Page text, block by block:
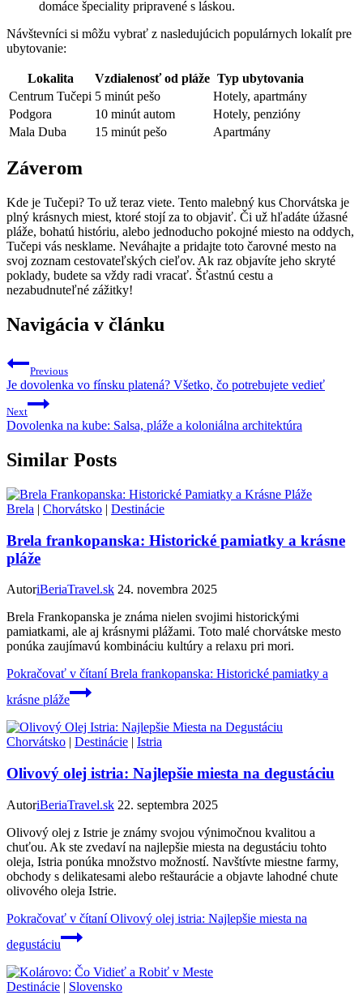
domáce špeciality pripravené s láskou.
Návštevníci si môžu vybrať z nasledujúcich populárnych lokalít pre
ubytovanie:
Lokalita Vzdialenosť od pláže Typ ubytovania
Centrum Tučepi 5 minút pešo
Hotely, apartmány
Podgora
10 minút autom
Hotely, penzióny
Mala Duba
15 minút pešo Apartmány
Záverom
Kde je Tučepi? To už teraz viete. Tento malebný kus Chorvátska je
plný krásnych miest, ktoré stojí za to objaviť. Či už hľadáte úžasné
pláže, bohatú históriu, alebo jednoducho pokojné miesto na oddych,
Tučepi vás nesklame. Neváhajte a pridajte toto čarovné mesto na
svoj zoznam cestovateľských cieľov. Ak raz objavíte jeho skryté
poklady, budete sa vždy radi vracať. Šťastnú cestu a
nezabudnuteľné zážitky!
Navigácia v článku
Previous
Je dovolenka vo fínsku platená? Všetko, čo potrebujete vedieť
Next
Dovolenka na kube: Salsa, pláže a koloniálna architektúra
Similar Posts
Brela | Chorvátsko | Destinácie
Brela frankopanska: Historické pamiatky a krásne
pláže
AutoriBeriaTravel.sk 24. novembra 2025
Brela Frankopanska je známa nielen svojimi historickými
pamiatkami, ale aj krásnymi plážami. Toto malé chorvátske mesto
ponúka zaujímavú kombináciu kultúry a relaxu pri mori.
Pokračovať v čítaníBrela frankopanska: Historické pamiatky a
krásne pláže
Chorvátsko | Destinácie | Istria
Olivový olej istria: Najlepšie miesta na degustáciu
AutoriBeriaTravel.sk 22. septembra 2025
Olivový olej z Istrie je známy svojou výnimočnou kvalitou a
chuťou. Ak ste zvedaví na najlepšie miesta na degustáciu tohto
oleja, Istria ponúka množstvo možností. Navštívte miestne farmy,
obchody s delikatesami alebo reštaurácie a objavte lahodné chute
olivového oleja Istrie.
Pokračovať v čítaníOlivový olej istria: Najlepšie miesta na
degustáciu
Destinácie | Slovensko